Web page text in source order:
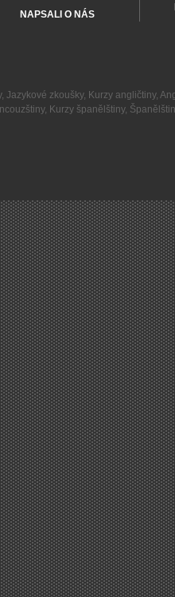
NAPSALI O NÁS
, Jazykové zkoušky, Kurzy angličtiny,
, Kurzy španělštiny,